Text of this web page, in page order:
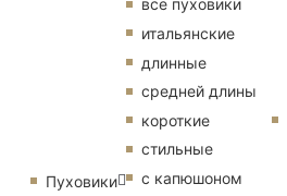
Пуховики
все пуховики
итальянские
длинные
средней длины
короткие
стильные
с капюшоном